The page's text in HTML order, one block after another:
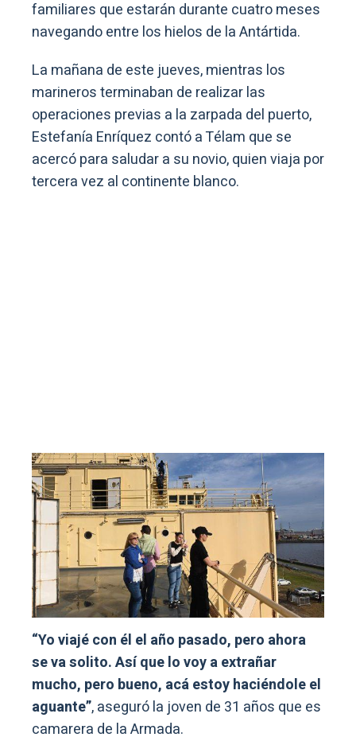
familiares que estarán durante cuatro meses
navegando entre los hielos de la Antártida.
La mañana de este jueves, mientras los
marineros terminaban de realizar las
operaciones previas a la zarpada del puerto,
Estefanía Enríquez contó a Télam que se
acercó para saludar a su novio, quien viaja por
tercera vez al continente blanco.
“Yo viajé con él el año pasado, pero ahora
se va solito. Así que lo voy a extrañar
mucho, pero bueno, acá estoy haciéndole el
aguante”, aseguró la joven de 31 años que es
camarera de la Armada.